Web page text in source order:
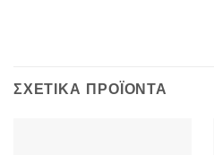
ΣΧΕΤΙΚΆ ΠΡΟΪΌΝΤΑ